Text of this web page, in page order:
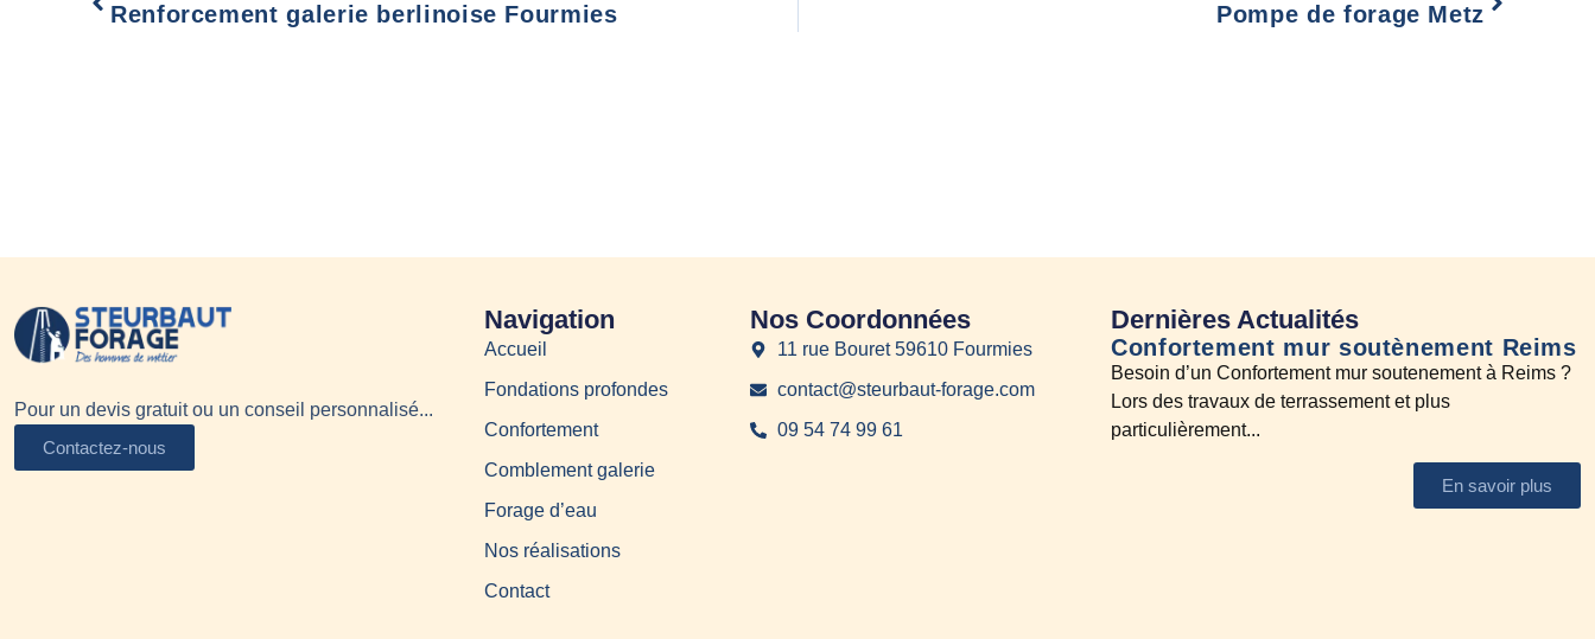
Renforcement galerie berlinoise Fourmies Pompe de forage Metz
Pour un devis gratuit ou un conseil personnalisé...
Contactez-nous
Navigation
Accueil
Fondations profondes
Confortement
Comblement galerie
Forage d’eau
Nos réalisations
Contact
Nos Coordonnées
11 rue Bouret 59610 Fourmies
contact@steurbaut-forage.com
09 54 74 99 61
Dernières Actualités
Confortement mur soutènement Reims
Besoin d’un Confortement mur soutenement à Reims ?
Lors des travaux de terrassement et plus
particulièrement...
En savoir plus